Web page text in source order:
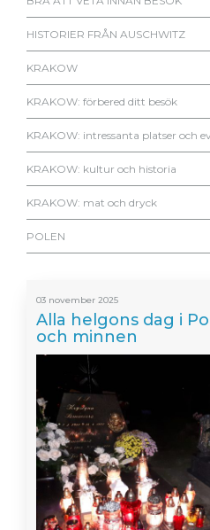
HISTORIER FRÅN AUSCHWITZ
KRAKOW
KRAKOW: förbered ditt besök
KRAKOW: intressanta platser och
KRAKOW: kultur och historia
KRAKOW: mat och dryck
POLEN
03 november 2025
Alla helgons dag i
och minnen